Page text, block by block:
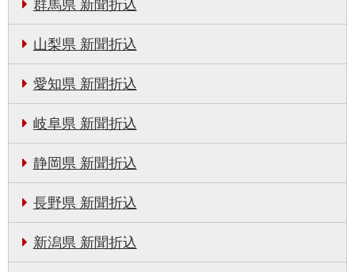
群馬県 新聞折込
山梨県 新聞折込
愛知県 新聞折込
岐阜県 新聞折込
静岡県 新聞折込
長野県 新聞折込
新潟県 新聞折込